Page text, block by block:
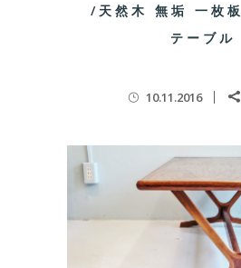
/天然木 無垢 一枚
テーブル
10.11.2016